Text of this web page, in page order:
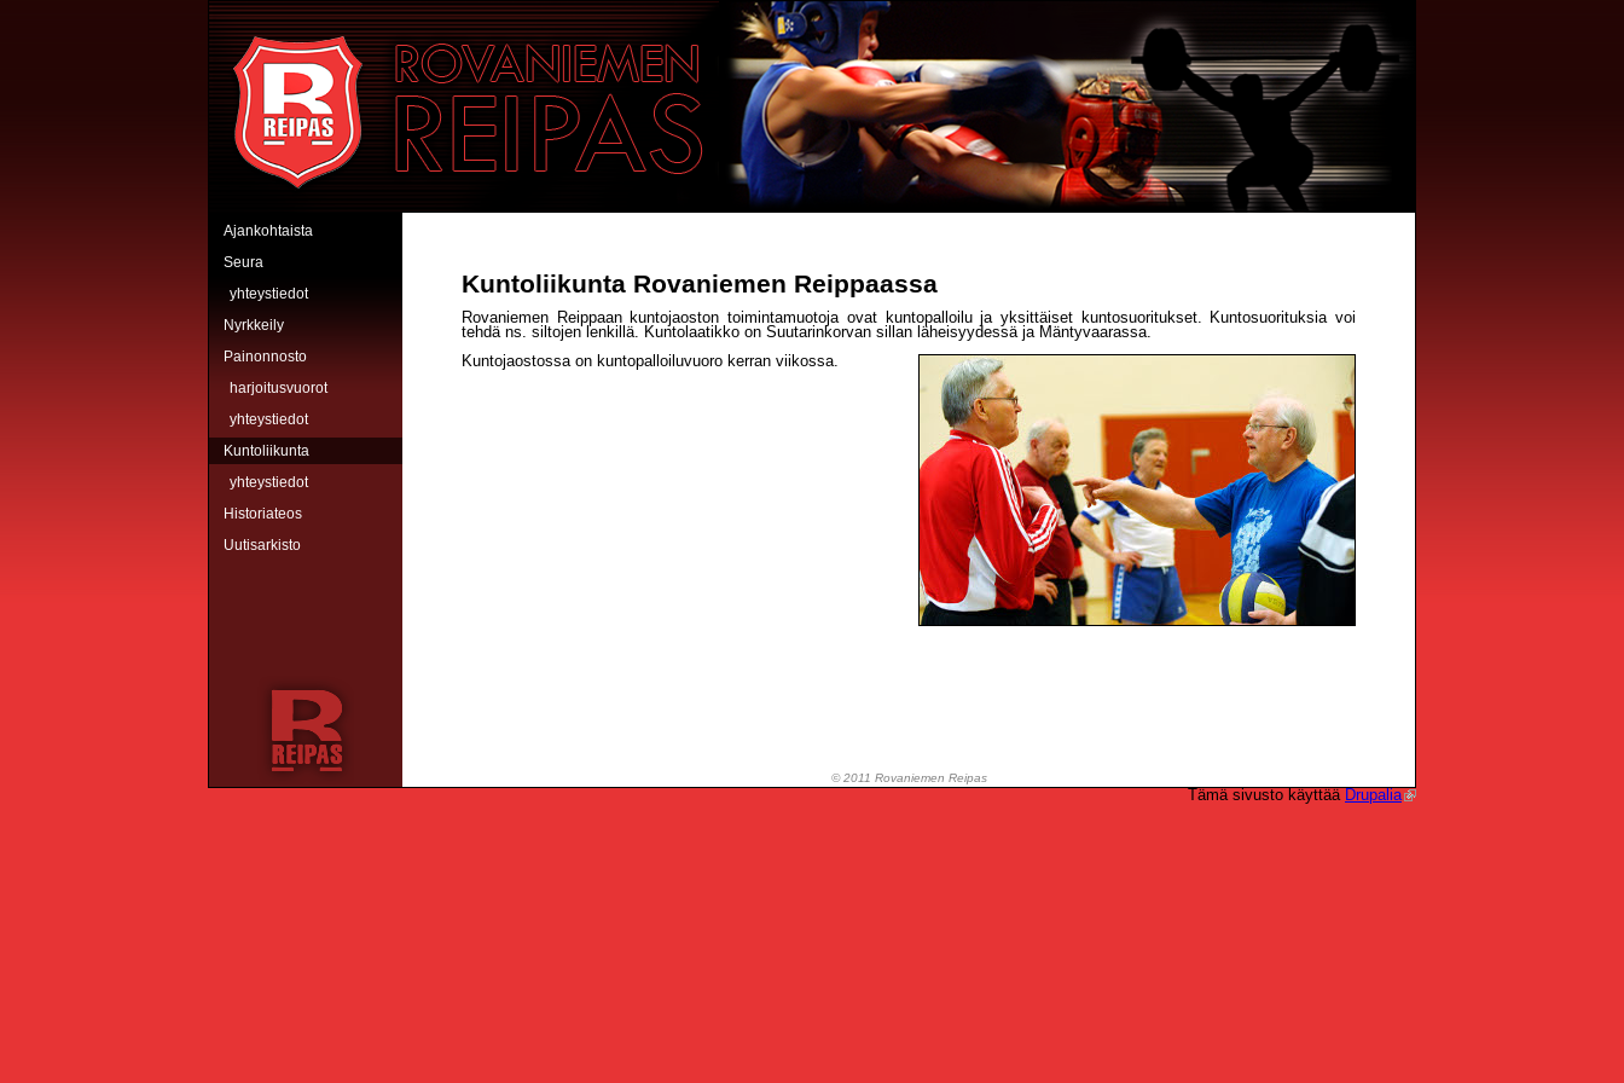
Rovaniemen Reipas
Ajankohtaista
Seura
yhteystiedot
Nyrkkeily
Painonnosto
harjoitusvuorot
yhteystiedot
Kuntoliikunta
yhteystiedot
Historiateos
Uutisarkisto
Kuntoliikunta Rovaniemen Reippaassa
Rovaniemen Reippaan kuntojaoston toimintamuotoja ovat kuntopalloilu ja yksittäiset kuntosuoritukset. Kuntosuorituksia voi
tehdä ns. siltojen lenkillä. Kuntolaatikko on Suutarinkorvan sillan läheisyydessä ja Mäntyvaarassa.
Kuntojaostossa on kuntopalloiluvuoro kerran viikossa.
© 2011 Rovaniemen Reipas
Tämä sivusto käyttää Drupalia